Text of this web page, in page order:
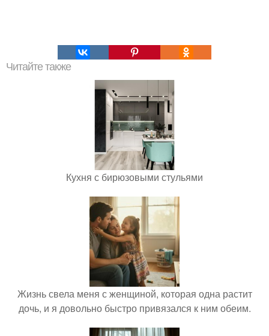
Читайте также
Кухня с бирюзовыми стульями
Жизнь свела меня с женщиной, которая одна растит
дочь, и я довольно быстро привязался к ним обеим.